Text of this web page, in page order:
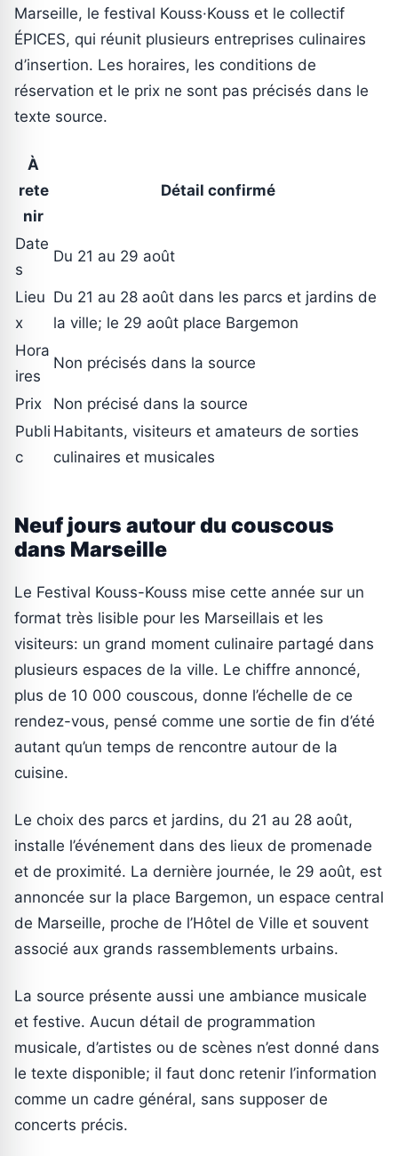
Marseille, le festival Kouss·Kouss et le collectif
ÉPICES, qui réunit plusieurs entreprises culinaires
d’insertion. Les horaires, les conditions de
réservation et le prix ne sont pas précisés dans le
texte source.
À
rete
nir
Détail confirmé
Date
s
Du 21 au 29 août
Lieu
x
Du 21 au 28 août dans les parcs et jardins de
la ville; le 29 août place Bargemon
Hora
ires
Non précisés dans la source
Prix
Non précisé dans la source
Publi
c
Habitants, visiteurs et amateurs de sorties
culinaires et musicales
Neuf jours autour du couscous
dans Marseille
Le Festival Kouss-Kouss mise cette année sur un
format très lisible pour les Marseillais et les
visiteurs: un grand moment culinaire partagé dans
plusieurs espaces de la ville. Le chiffre annoncé,
plus de 10 000 couscous, donne l’échelle de ce
rendez-vous, pensé comme une sortie de fin d’été
autant qu’un temps de rencontre autour de la
cuisine.
Le choix des parcs et jardins, du 21 au 28 août,
installe l’événement dans des lieux de promenade
et de proximité. La dernière journée, le 29 août, est
annoncée sur la place Bargemon, un espace central
de Marseille, proche de l’Hôtel de Ville et souvent
associé aux grands rassemblements urbains.
La source présente aussi une ambiance musicale
et festive. Aucun détail de programmation
musicale, d’artistes ou de scènes n’est donné dans
le texte disponible; il faut donc retenir l’information
comme un cadre général, sans supposer de
concerts précis.